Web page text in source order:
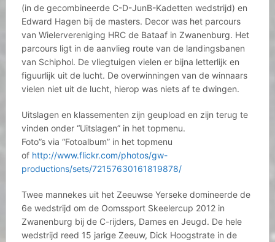
(in de gecombineerde C-D-JunB-Kadetten wedstrijd) en
Edward Hagen bij de masters. Decor was het parcours
van Wielervereniging HRC de Bataaf in Zwanenburg. Het
parcours ligt in de aanvlieg route van de landingsbanen
van Schiphol. De vliegtuigen vielen er bijna letterlijk en
figuurlijk uit de lucht. De overwinningen van de winnaars
vielen niet uit de lucht, hierop was niets af te dwingen.
Uitslagen en klassementen zijn geupload en zijn terug te
vinden onder “Uitslagen” in het topmenu.
Foto”s via “Fotoalbum” in het topmenu
of http://www.flickr.com/photos/gw-
productions/sets/72157630161819878/
Twee mannekes uit het Zeeuwse Yerseke domineerde de
6e wedstrijd om de Oomssport Skeelercup 2012 in
Zwanenburg bij de C-rijders, Dames en Jeugd. De hele
wedstrijd reed 15 jarige Zeeuw, Dick Hoogstrate in de